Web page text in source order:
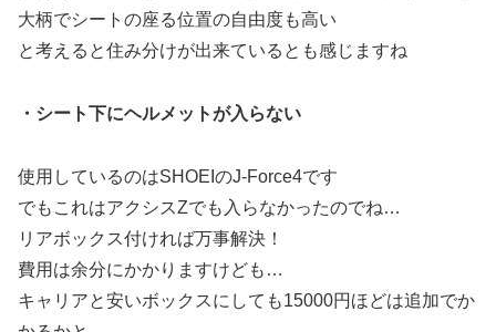
大柄でシートの座る位置の自由度も高い
と考えると住み分けが出来ているとも感じますね
・シート下にヘルメットが入らない
使用しているのはSHOEIのJ-Force4です
でもこれはアクシスZでも入らなかったのでね…
リアボックス付ければ万事解決！
費用は余分にかかりますけども…
キャリアと安いボックスにしても15000円ほどは追加でか